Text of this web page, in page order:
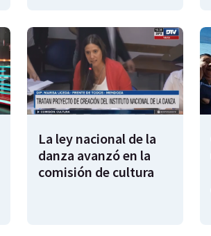
La ley nacional de la
danza avanzó en la
comisión de cultura